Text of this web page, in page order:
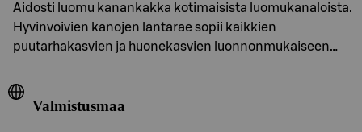
Aidosti luomu kanankakka kotimaisista luomukanaloista.
Hyvinvoivien kanojen lantarae sopii kaikkien
puutarhakasvien ja huonekasvien luonnonmukaiseen…
Valmistusmaa